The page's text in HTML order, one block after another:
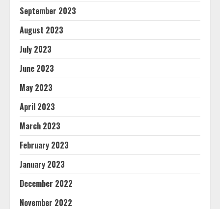
September 2023
August 2023
July 2023
June 2023
May 2023
April 2023
March 2023
February 2023
January 2023
December 2022
November 2022